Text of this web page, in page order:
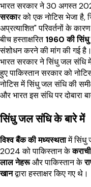
भारत सरकार ने 30 अगस्त
सरकार को एक नोटिस भेजा है,
अप्रत्याशित" परिवर्तनों के
बीच हस्ताक्षरित1960 की
संशोधन करने की मांग की गई
भारत सरकार ने सिंधु जल संधि
हुए पाकिस्तान सरकार को
नोटिस में सिंधु जल संधि की
और भारत इस संधि पर दोबारा
सिंधु जल संधि के बारे में
विश्व बैंक की मध्यस्थतामें सिंधु
2024 को पाकिस्तान केकराची
लाल नेहरूऔर पाकिस्तान के
खानद्वारा हस्ताक्षर किए गए थे।